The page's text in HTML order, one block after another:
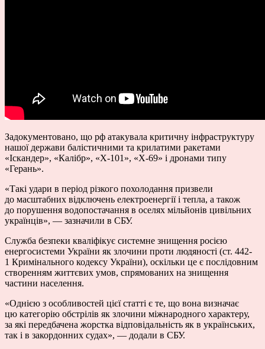
Задокументовано, що рф атакувала критичну інфраструктуру
нашої держави балістичними та крилатими ракетами
«Іскандер», «Калібр», «Х-101», «Х-69» і дронами типу
«Герань».
«Такі удари в період різкого похолодання призвели
до масштабних відключень електроенергії і тепла, а також
до порушення водопостачання в оселях мільйонів цивільних
українців», — зазначили в СБУ.
Служба безпеки кваліфікує системне знищення росією
енергосистеми України як злочини проти людяності (ст. 442-
1 Кримінального кодексу України), оскільки це є послідовним
створенням життєвих умов, спрямованих на знищення
частини населення.
«Однією з особливостей цієї статті є те, що вона визначає
цю категорію обстрілів як злочини міжнародного характеру,
за які передбачена жорстка відповідальність як в українських,
так і в закордонних судах», — додали в СБУ.